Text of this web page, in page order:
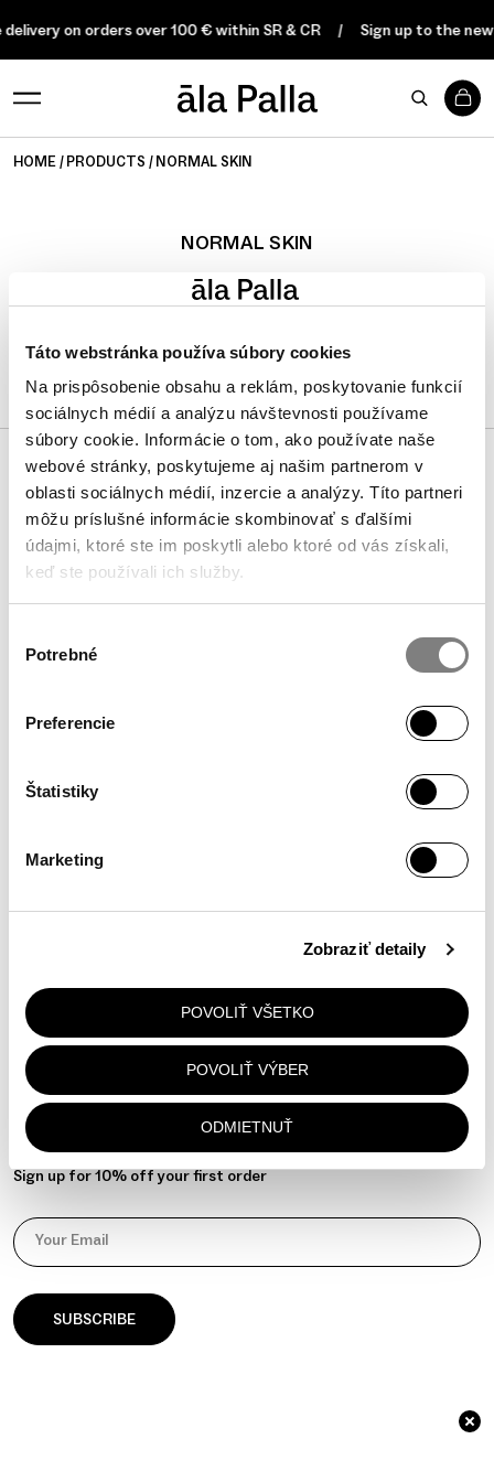
Táto webstránka používa súbory cookies
Na prispôsobenie obsahu a reklám, poskytovanie funkcií
sociálnych médií a analýzu návštevnosti používame
súbory cookie. Informácie o tom, ako používate naše
webové stránky, poskytujeme aj našim partnerom v
oblasti sociálnych médií, inzercie a analýzy. Títo partneri
môžu príslušné informácie skombinovať s ďalšími
údajmi, ktoré ste im poskytli alebo ktoré od vás získali,
keď ste používali ich služby.
súhlasu
Potrebné
Preferencie
Štatistiky
Marketing
Zobraziť detaily
POVOLIŤ VŠETKO
POVOLIŤ VÝBER
ODMIETNUŤ
on orders over 100 € within SR & CR Sign up to the
0
HOME PRODUCTS NORMAL SKIN
NORMAL SKIN
JOIN THE COMMUNITY
@ALAPALLA
ON INSTAGRAM
Monday – Friday / 10:00 – 18:00
Secure Shopping
Contact
Instagram
YouTube
Manage your cookie preferences
NEWSLETTER
Sign up for 10% off your first order
Your Email